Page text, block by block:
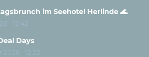
im Seehotel Herlinde 🌊
- 12:42
Days
2026 - 12:22